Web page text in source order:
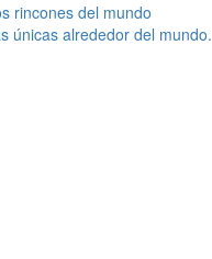
rincones del mundo
únicas alrededor del mundo.